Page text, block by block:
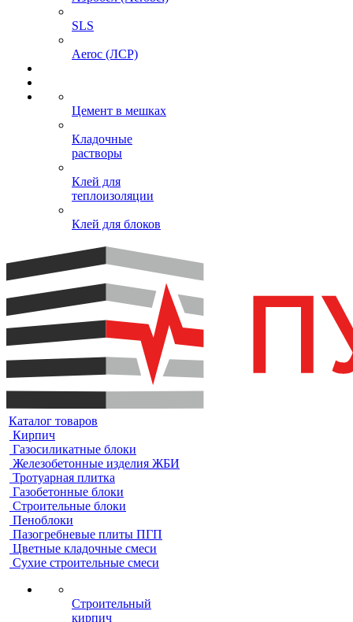
SLS
Aeroc (ЛСР)
Цемент в мешках
Кладочные
растворы
Клей для
теплоизоляции
Клей для блоков
Каталог товаров
Кирпич
Газосиликатные блоки
Железобетонные изделия ЖБИ
Тротуарная плитка
Газобетонные блоки
Строительные блоки
Пеноблоки
Пазогребневые плиты ПГП
Цветные кладочные смеси
Сухие строительные смеси
Строительный
кирпич